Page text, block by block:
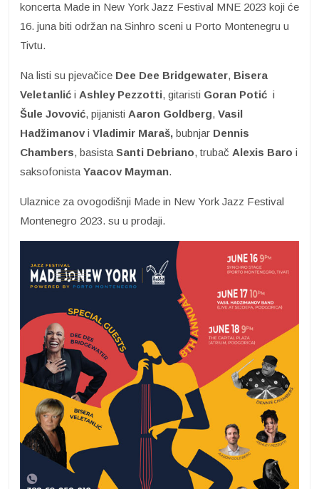
koncerta Made in New York Jazz Festival MNE 2023 koji će
16. juna biti održan na Sinhro sceni u Porto Montenegru u
Tivtu.
Na listi su pjevačice Dee Dee Bridgewater, Bisera
Veletanlić i Ashley Pezzotti, gitaristi Goran Potić i
Šule Jovović, pijanisti Aaron Goldberg, Vasil
Hadžimanov i Vladimir Maraš, bubnjar Dennis
Chambers, basistaSanti Debriano, trubač Alexis Baro i
saksofonistaYaacov Mayman.
Ulaznice za ovogodišnji Made in New York Jazz Festival
Montenegro 2023. su u prodaji.